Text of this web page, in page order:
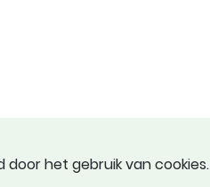
het gebruik van cookies.